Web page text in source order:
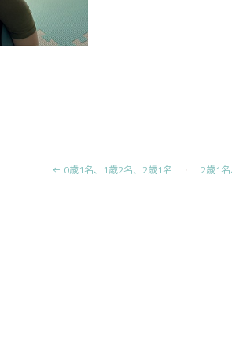
← 0歳1名、1歳2名、2歳1名 ・ 2歳1